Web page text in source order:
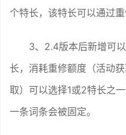
个特长，该特长可以通过重
3、2.4版本后新增可
长，消耗重修额度（活动
取）可以选择1或2特长之
一条词条会被固定。